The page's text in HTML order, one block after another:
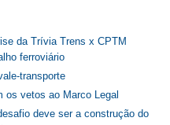
da Trívia Trens x CPTM
ferroviário
transporte
os vetos ao Marco Legal
deve ser a construção do